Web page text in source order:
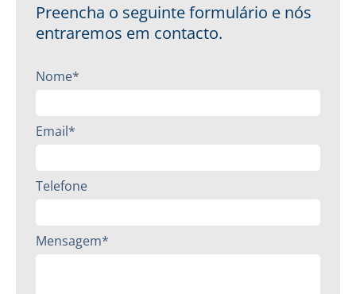
Preencha o seguinte formulário e nós
entraremos em contacto.
Nome*
Email*
Telefone
Mensagem*